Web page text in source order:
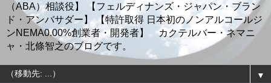
（ABA）相談役】 【フェルディナンズ・ジャパン・ブラン
ド・アンバサダー】 【特許取得 日本初のノンアルコールジ
ンNEMA0.00%創業者・開発者】 カクテルバー・ネマニ
ャ・北條智之のブログです。
▼